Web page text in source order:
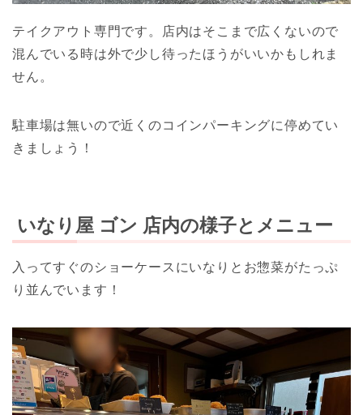
テイクアウト専門です。店内はそこまで広くないので
混んでいる時は外で少し待ったほうがいいかもしれま
せん。
駐車場は無いので近くのコインパーキングに停めてい
きましょう！
いなり屋 ゴン 店内の様子とメニュー
入ってすぐのショーケースにいなりとお惣菜がたっぷ
り並んでいます！